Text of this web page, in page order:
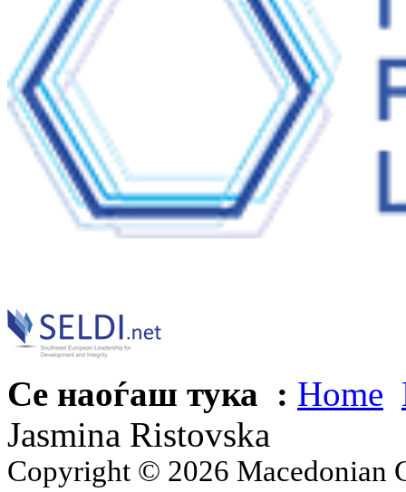
Се наоѓаш тука : Home
Jasmina Ristovska
Copyright © 2026 Macedonian